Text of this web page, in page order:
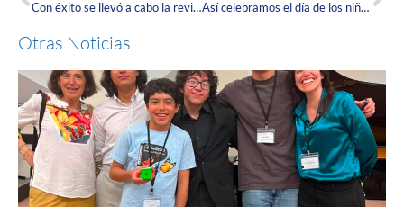
Con éxito se llevó a cabo la revisión del plan de desarrollo institucional con posgrados administrativos. Así celebramos el día de los niños en la Fundación Universitaria Juan. N Corpas
Otras Noticias